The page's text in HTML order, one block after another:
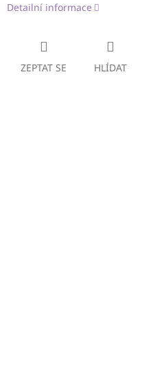
Detailní informace
ZEPTAT SE HLÍDAT